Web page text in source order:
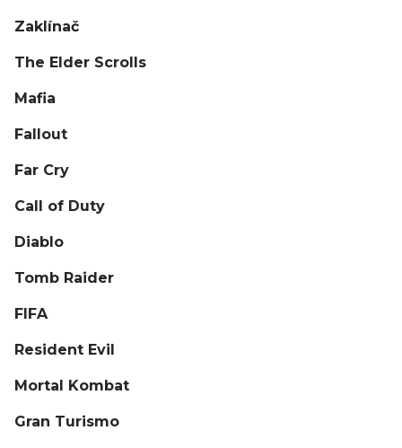
Zaklínač
The Elder Scrolls
Mafia
Fallout
Far Cry
Call of Duty
Diablo
Tomb Raider
FIFA
Resident Evil
Mortal Kombat
Gran Turismo